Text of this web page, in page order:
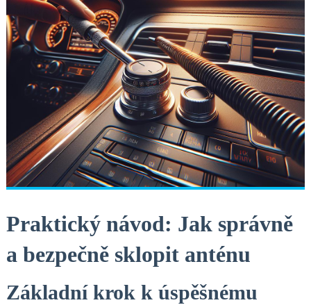
Praktický návod: Jak správně
a bezpečně sklopit anténu
Základní krok k úspěšnému